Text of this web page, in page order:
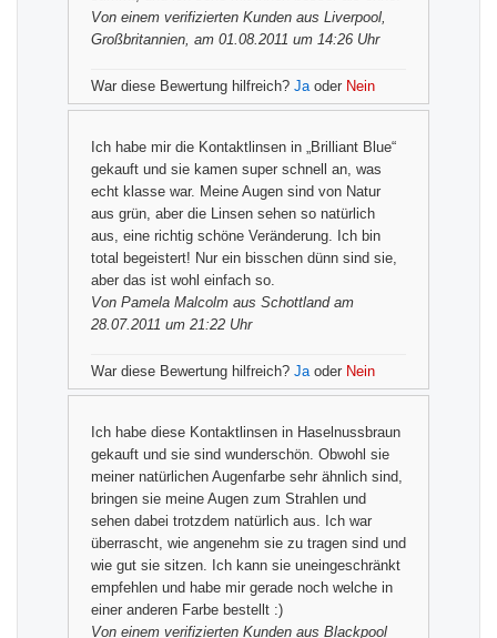
Von einem verifizierten Kunden aus Liverpool,
Großbritannien, am 01.08.2011 um 14:26 Uhr
War diese Bewertung hilfreich? Jaoder Nein
Ich habe mir die Kontaktlinsen in „Brilliant Blue“
gekauft und sie kamen super schnell an, was
echt klasse war. Meine Augen sind von Natur
aus grün, aber die Linsen sehen so natürlich
aus, eine richtig schöne Veränderung. Ich bin
total begeistert! Nur ein bisschen dünn sind sie,
aber das ist wohl einfach so.
Von Pamela Malcolm aus Schottland am
28.07.2011 um 21:22 Uhr
War diese Bewertung hilfreich? Jaoder Nein
Ich habe diese Kontaktlinsen in Haselnussbraun
gekauft und sie sind wunderschön. Obwohl sie
meiner natürlichen Augenfarbe sehr ähnlich sind,
bringen sie meine Augen zum Strahlen und
sehen dabei trotzdem natürlich aus. Ich war
überrascht, wie angenehm sie zu tragen sind und
wie gut sie sitzen. Ich kann sie uneingeschränkt
empfehlen und habe mir gerade noch welche in
einer anderen Farbe bestellt :)
Von einem verifizierten Kunden aus Blackpool